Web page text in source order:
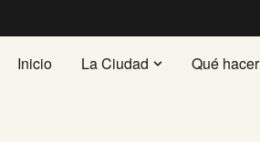
Inicio La Ciudad Qué hacer